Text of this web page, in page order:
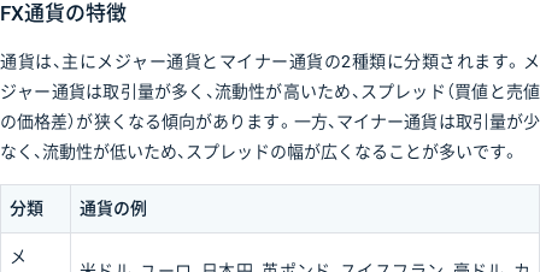
FX通貨の特徴
通貨は、主にメジャー通貨とマイナー通貨の2種類に分類されます。メ
ジャー通貨は取引量が多く、流動性が高いため、スプレッド（買値と売値
の価格差）が狭くなる傾向があります。一方、マイナー通貨は取引量が少
なく、流動性が低いため、スプレッドの幅が広くなることが多いです。
分類 通貨の例
メ